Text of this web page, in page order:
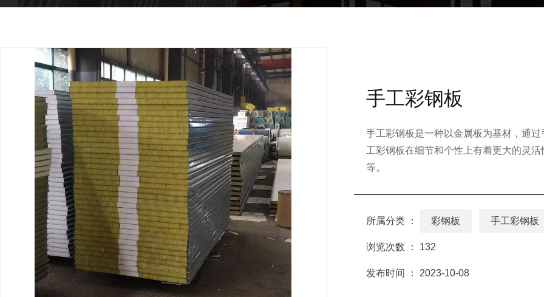
手工彩钢板
手工彩钢板是一种以金属板为基材，通
工彩钢板在细节和个性上有着更大的灵
等。
所属分类 ： 彩钢板 手工彩钢板
浏览次数 ： 132
发布时间 ： 2023-10-08